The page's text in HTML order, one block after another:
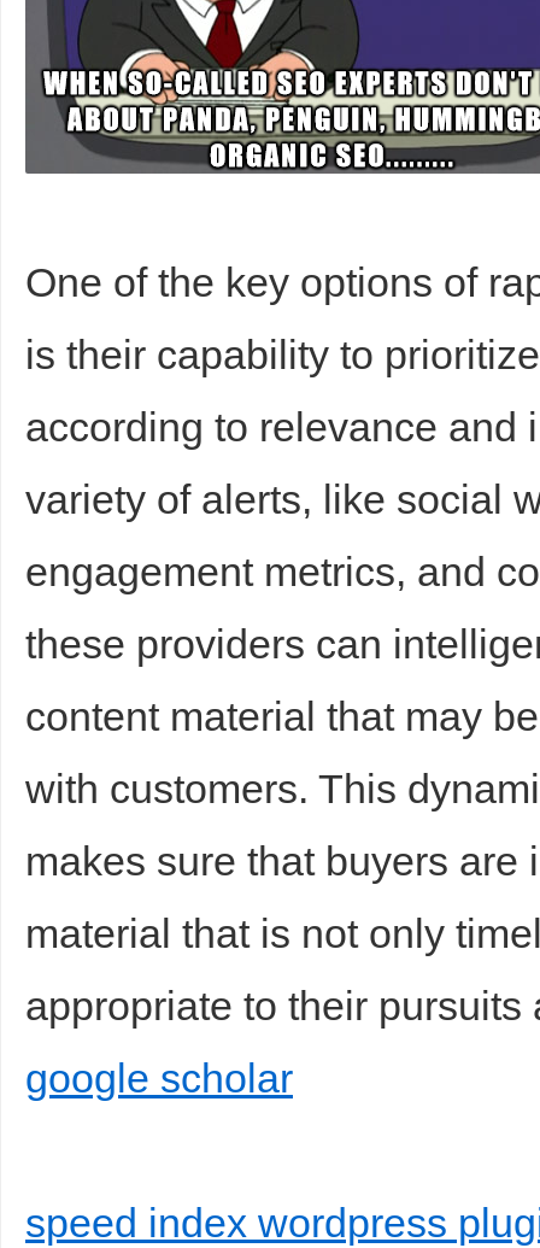
One of the key options of
is their capability to
according to relevance and
variety of alerts, like social
engagement metrics, and
these providers can
content material that may
with customers. This
makes sure that buyers are
material that is not only
appropriate to their pursuits
google scholar
speed index wordpress